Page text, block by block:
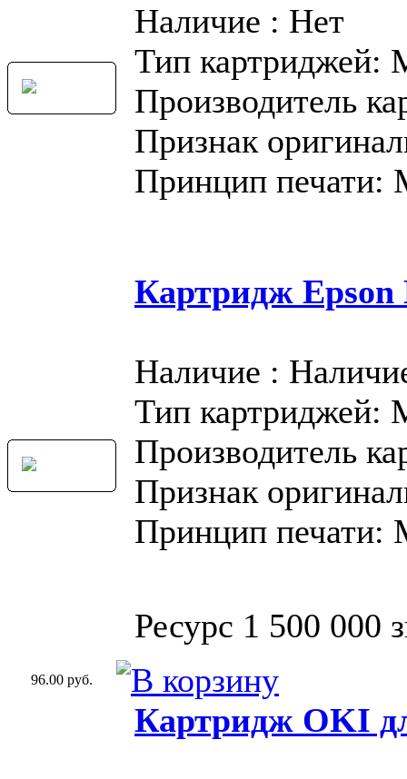
Наличие : Нет
Тип картриджей:
Производитель
Признак
Принцип печати:
Картридж Epson
Наличие :
Тип картриджей:
Производитель
Признак
Принцип печати:
Ресурс 1 500 000
96.00 руб.
Картридж OKI